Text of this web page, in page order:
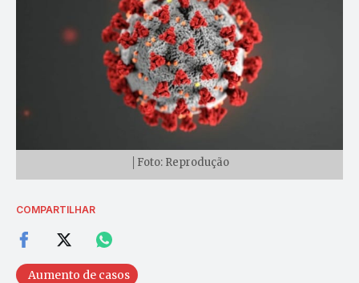
│Foto: Reprodução
COMPARTILHAR
Aumento de casos